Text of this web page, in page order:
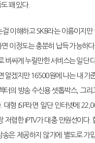
꽤 있다.
이해하고 SKB라는 이름이지만
이정도는 충분히 납득 가능하
비싸게 누릴만한 서비스는 일단
알겠지만 16500원에 나는 내 기
터의 방송 수신용 셋톱박스, 그리
대형 ISP라면 일단 인터넷에
저렴한 IPTV가 대충 만원선이다.
은 제공하지 않기에 별도로 가